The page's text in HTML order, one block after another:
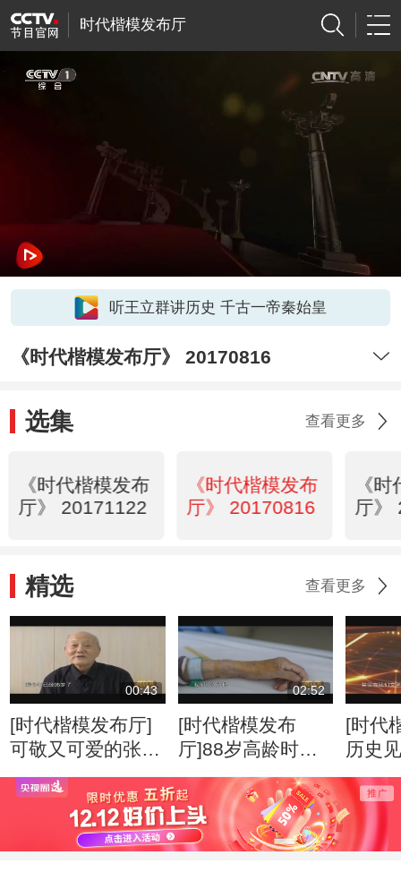
时代楷模发布厅
听王立群讲历史 千古一帝秦始皇
《时代楷模发布厅》 20170816
选集 查看更多
《时代楷模发布
厅》 20171122
《时代楷模发布
厅》 20170816
《
厅》
精选 查看更多
00:43
[时代楷模发布厅]
可敬又可爱的张富
清老人
02:52
[时代楷模发布
厅]88岁高龄时，
高位截肢，靠自己
的力量站起来
[时代
历史
子